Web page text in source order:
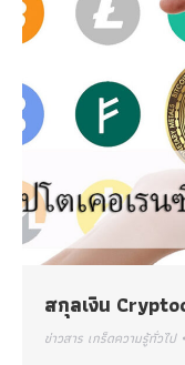
สกุลเงิน
ข่าวสาร เกร็ดความรู้ทั่วไป